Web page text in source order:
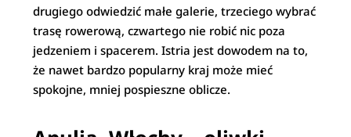
drugiego odwiedzić małe galerie, trzeciego wybrać
trasę rowerową, czwartego nie robić nic poza
jedzeniem i spacerem. Istria jest dowodem na to,
że nawet bardzo popularny kraj może mieć
spokojne, mniej pospieszne oblicze.